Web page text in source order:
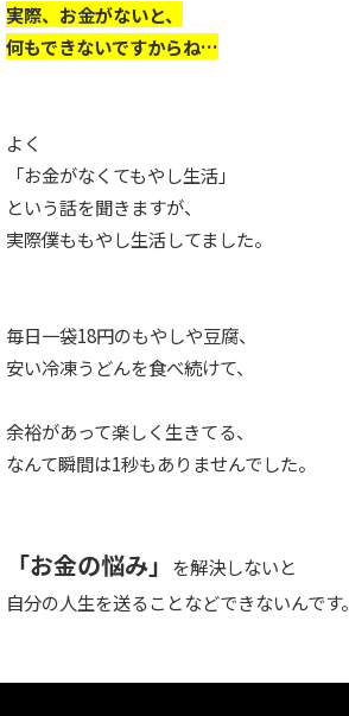
実際、お金がないと、
何もできないですからね…
よく
「お金がなくてもやし生活」
という話を聞きますが、
実際僕ももやし生活してました。
毎日一袋18円のもやしや豆腐、
安い冷凍うどんを食べ続けて、
余裕があって楽しく生きてる、
なんて瞬間は1秒もありませんでした。
「お金の悩み」 を解決しないと
自分の人生を送ることなどできないんです。